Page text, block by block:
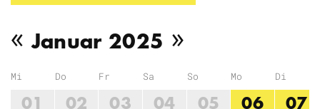
Vorheriger Monat
«Januar 2025 Nächster
»
Mi
01
Do
02
Fr
03
Sa
04
So
05
Mo
06
Di
07